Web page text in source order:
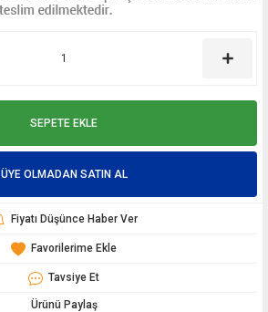
SEPETE EKLE
ÜYE OLMADAN SATIN AL
Fiyatı Düşünce Haber Ver
Tavsiye Et
Ürünü Paylaş